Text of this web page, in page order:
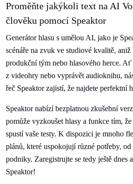
Proměňte jakýkoli text na AI
člověku pomocí Speaktor
Generátor hlasu s umělou AI, jako je
scénáře na zvuk ve studiové kvalitě,
produkční tým nebo hlasového herce.
z videohry nebo vyprávět audioknihu,
řeč Speaktor zajistí, že najdete perfektní
Speaktor nabízí bezplatnou zkušební
pomůže vyzkoušet hlasy a funkce tím,
spustí vaše testy. K dispozici je mnoho
plánů, které uspokojují různé potřeby,
podniky. Zaregistrujte se tedy ještě dnes
Speaktor!